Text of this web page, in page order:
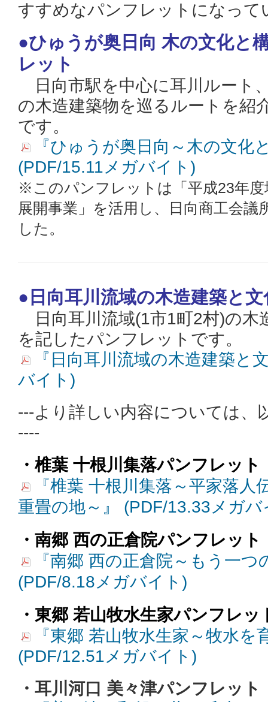
すすめなパンフレットになって
●ひゅうが奥日向 木の文化と
レット
日向市駅を中心に耳川ルート
の木造建築物を巡るルートを紹
です。
『ひゅうが奥日向～木の文化
(PDF/15.11メガバイト)
※このパンフレットは「平成23年
展開事業」を活用し、日向商工会議
した。
●日向耳川流域の木造建築と文
日向耳川流域(1市1町2村)の木
を記したパンフレットです。
『日向耳川流域の木造建築と
バイト)
---より詳しい内容については、
----
・椎葉 十根川集落パンフレット
『椎葉 十根川集落～平家落人
重畳の地～』 (PDF/13.33メガバ
・南郷 西の正倉院パンフレット
『南郷 西の正倉院～もう一つ
(PDF/8.18メガバイト)
・東郷 若山牧水生家パンフレッ
『東郷 若山牧水生家～牧水を
(PDF/12.51メガバイト)
・耳川河口 美々津パンフレット